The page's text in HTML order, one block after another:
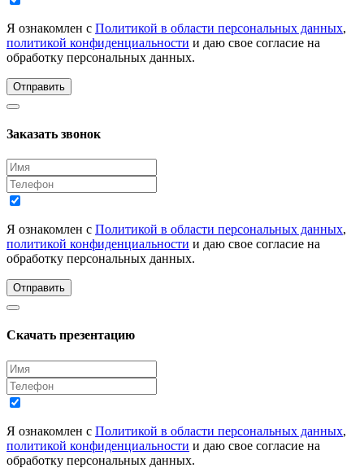
Я ознакомлен с Политикой в области персональных данных,
политикой конфиденциальности и даю свое согласие на
обработку персональных данных.
Отправить
Заказать звонок
Я ознакомлен с Политикой в области персональных данных,
политикой конфиденциальности и даю свое согласие на
обработку персональных данных.
Отправить
Скачать презентацию
Я ознакомлен с Политикой в области персональных данных,
политикой конфиденциальности и даю свое согласие на
обработку персональных данных.